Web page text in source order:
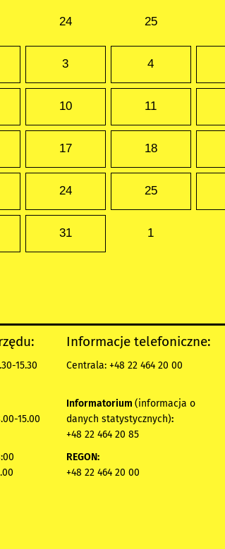
24 25
3 4
10 11
17 18
24 25
31 1
15.30
15.00
Informacje telefoniczne:
Centrala: +48 22 464 20 00
Informatorium (informacja o
danych statystycznych):
+48 22 464 20 85
REGON:
+48 22 464 20 00